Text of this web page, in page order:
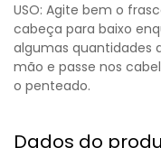
USO: Agite bem o
cabeça para baixo
algumas quantidades
mão e passe nos
o penteado.
Dados do